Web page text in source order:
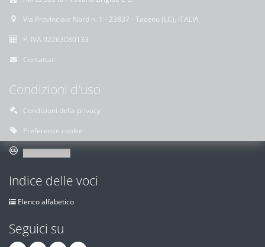
Via Provinciale Nord n. 1 - 23837 - Taceno (LC), ITALIA
P. IVA 02263080133
Contattaci
Condizioni d'uso
Condizioni della privacy
Preferenze cookie
Indice delle voci
Elenco alfabetico
Seguici su